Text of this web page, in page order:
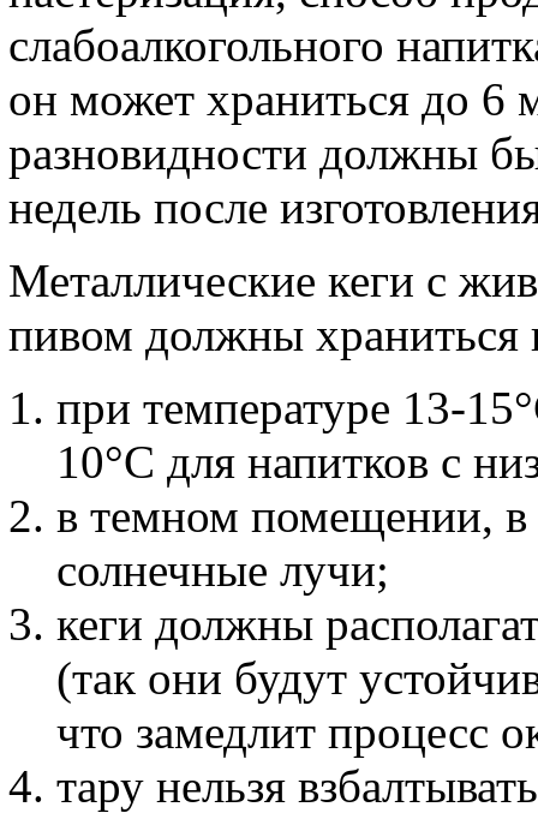
слабоалкогольного
он может храниться до 6
разновидности должны
недель после
Металлические кеги с
пивом должны храниться
при температуре 13-
10°C для напитков с
в темном помещении, в
солнечные лучи;
кеги должны
(так они будут
что замедлит процесс
тару нельзя